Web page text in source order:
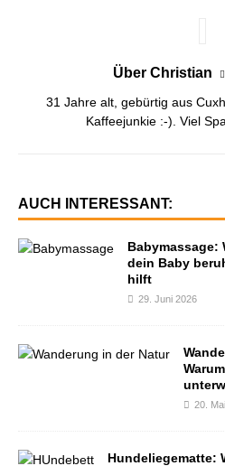
Über Christian
31 Jahre alt, gebürtig aus
Kaffeejunkie :-). Viel
AUCH INTERESSANT:
Babymassage:
dein Baby
hilft
29. Juni 2026
20.
Hundeliegematte: